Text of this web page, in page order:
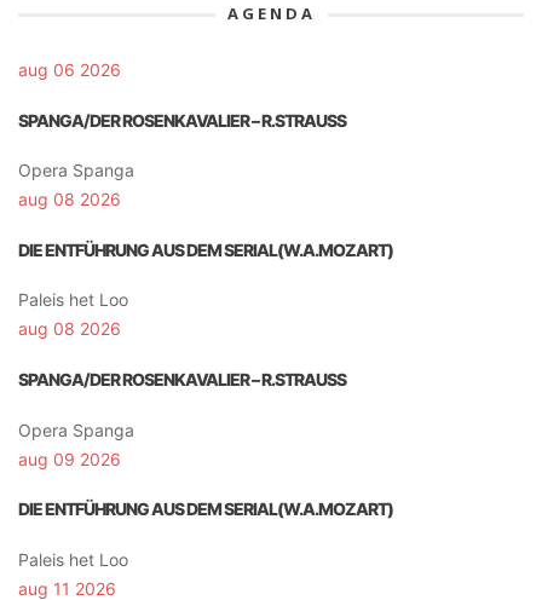
AGENDA
aug 06 2026
SPANGA/DER ROSENKAVALIER – R.STRAUSS
Opera Spanga
aug 08 2026
DIE ENTFÜHRUNG AUS DEM SERIAL(W.A.MOZART)
Paleis het Loo
aug 08 2026
SPANGA/DER ROSENKAVALIER – R.STRAUSS
Opera Spanga
aug 09 2026
DIE ENTFÜHRUNG AUS DEM SERIAL(W.A.MOZART)
Paleis het Loo
aug 11 2026